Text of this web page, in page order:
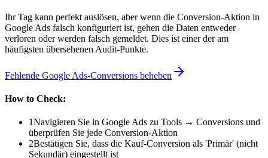
Ihr Tag kann perfekt auslösen, aber wenn die Conversion-Aktion in
Google Ads falsch konfiguriert ist, gehen die Daten entweder
verloren oder werden falsch gemeldet. Dies ist einer der am
häufigsten übersehenen Audit-Punkte.
Fehlende Google Ads-Conversions beheben
How to Check:
1Navigieren Sie in Google Ads zu Tools → Conversions und
überprüfen Sie jede Conversion-Aktion
2Bestätigen Sie, dass die Kauf-Conversion als 'Primär' (nicht
Sekundär) eingestellt ist